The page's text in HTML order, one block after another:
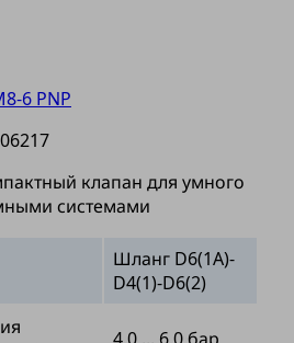
6 PNP
клапан для умного
системами
Шланг D6(1A)-
D4(1)-D6(2)